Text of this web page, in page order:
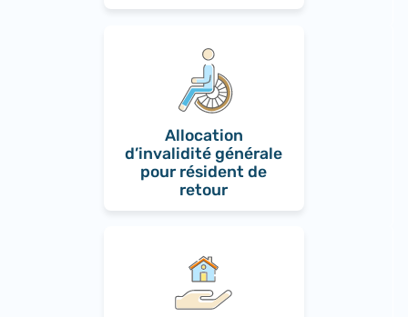
Allocation
d’invalidité générale
pour résident de
retour